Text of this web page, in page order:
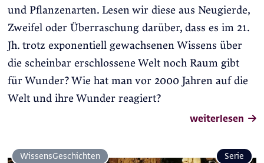
und Pflanzenarten. Lesen wir diese aus Neugierde,
Zweifel oder Überraschung darüber, dass es im 21.
Jh. trotz exponentiell gewachsenen Wissens über
die scheinbar erschlossene Welt noch Raum gibt
für Wunder? Wie hat man vor 2000 Jahren auf die
Welt und ihre Wunder reagiert?
weiterlesen
Wissens­Geschichten Serie